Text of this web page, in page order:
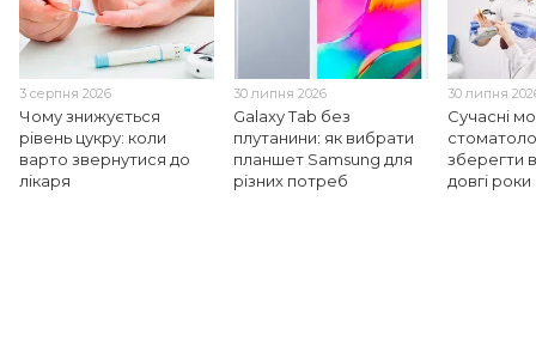
3 серпня 2026
Чому знижується
рівень цукру: коли
варто звернутися до
лікаря
30 липня 2026
Galaxy Tab без
плутанини: як вибрати
планшет Samsung для
різних потреб
30 липня
Сучасні
зберегти
довгі роки